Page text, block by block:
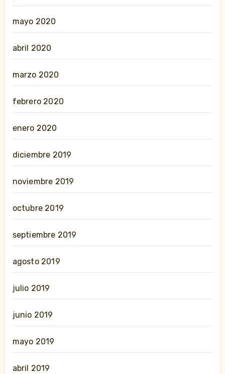
mayo 2020
abril 2020
marzo 2020
febrero 2020
enero 2020
diciembre 2019
noviembre 2019
octubre 2019
septiembre 2019
agosto 2019
julio 2019
junio 2019
mayo 2019
abril 2019